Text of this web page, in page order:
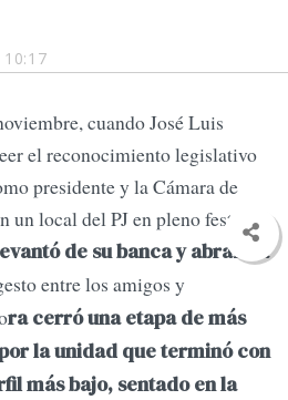
cuando José Luis
el reconocimiento legislativo
presidente y la Cámara de
un local del PJ en pleno festejo,
de su banca y abrazó a
entre los amigos y
ra cerró una etapa de más
la unidad que terminó con
más bajo, sentado en la